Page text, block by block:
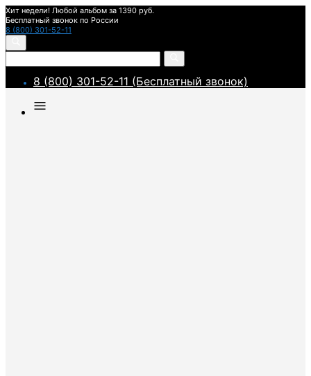
Хит недели! Любой альбом за 1390 руб.
Бесплатный звонок по России
8 (800) 301-52-11
8 (800) 301-52-11 (Бесплатный звонок)